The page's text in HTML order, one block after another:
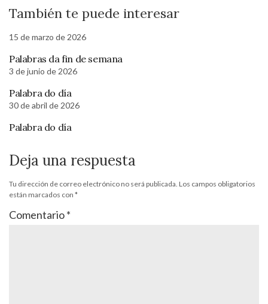
También te puede interesar
15 de marzo de 2026
Palabras da fin de semana
3 de junio de 2026
Palabra do día
30 de abril de 2026
Palabra do día
Deja una respuesta
Tu dirección de correo electrónico no será publicada. Los campos obligatorios
están marcados con *
Comentario*